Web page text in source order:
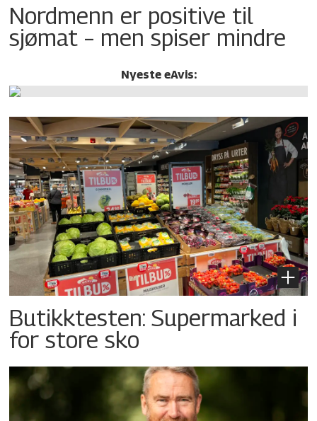
Nordmenn er positive til
sjømat – men spiser mindre
Nyeste eAvis:
Butikktesten: Supermarked i
for store sko